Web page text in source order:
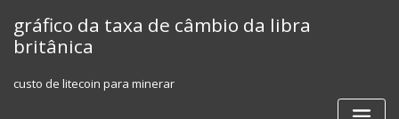
content
gráfico da taxa de câmbio da libra
britânica
custo de litecoin para minerar